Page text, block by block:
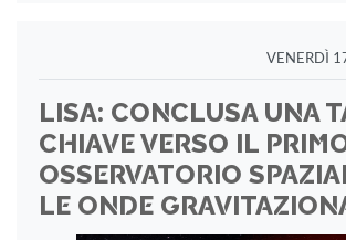
VENERDÌ
LISA: CONCLUSA UNA
CHIAVE VERSO IL
OSSERVATORIO
LE ONDE